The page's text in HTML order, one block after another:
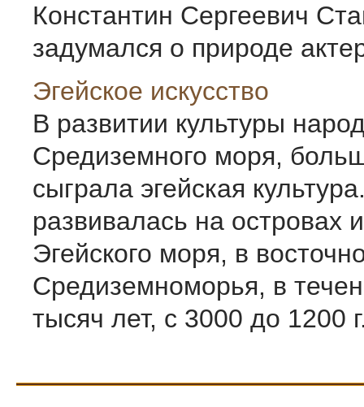
Константин Сергеевич
задумался о природе
Эгейское искусство
В развитии культуры
Средиземного моря,
сыграла эгейская
развивалась на островах
Эгейского моря, в
Средиземноморья, в
тысяч лет, с 3000 до 1200